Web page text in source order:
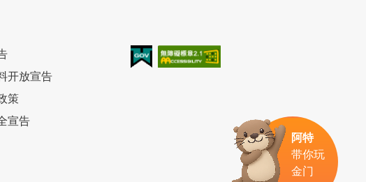
阿特
带你玩
金门
开放宣告
策
宣告